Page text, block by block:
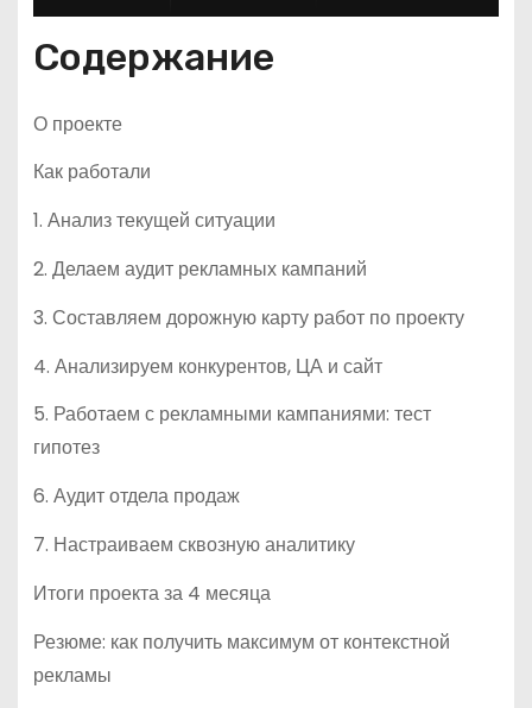
Содержание
О проекте
Как работали
1. Анализ текущей ситуации
2. Делаем аудит рекламных кампаний
3. Составляем дорожную карту работ по проекту
4. Анализируем конкурентов, ЦА и сайт
5. Работаем с рекламными кампаниями: тест
гипотез
6. Аудит отдела продаж
7. Настраиваем сквозную аналитику
Итоги проекта за 4 месяца
Резюме: как получить максимум от контекстной
рекламы